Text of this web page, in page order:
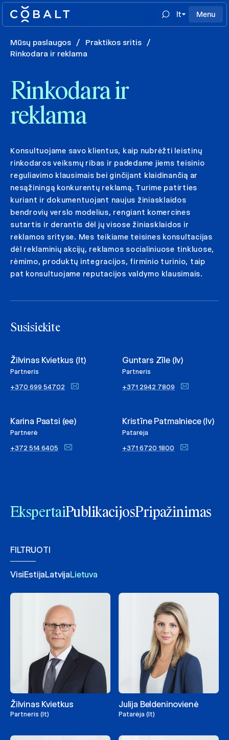
lt Menu
Mūsų paslaugos / Praktikos sritis /
Rinkodara ir reklama
Rinkodara ir
reklama
Konsultuojame savo klientus, kaip nubrėžti leistinų
rinkodaros veiksmų ribas ir padedame jiems teisinio
reguliavimo klausimais bei ginčijant klaidinančią ar
nesąžiningą konkurentų reklamą. Turime patirties
kuriant ir dokumentuojant naujus žiniasklaidos
bendrovių verslo modelius, rengiant komercines
sutartis ir derantis dėl jų visose žiniasklaidos ir
reklamos srityse. Mes teikiame teisines konsultacijas
dėl reklaminių akcijų, reklamos socialiniuose tinkluose,
rėmimo, produktų integracijos, firminio turinio, taip
pat konsultuojame reputacijos valdymo klausimais.
Susisiekite
Žilvinas Kvietkus (lt)
Partneris
+370 699 54702
Karina Paatsi (ee)
Partnerė
+372 514 6405
Guntars Zīle (lv)
Partneris
+371 2942 7809
Kristīne Patmalniece (lv)
Patarėja
+371 6720 1800
EkspertaiPublikacijosPripažinimas
FILTRUOTI
VisiEstijaLatvijaLietuva
Žilvinas Kvietkus
Partneris (lt)
Julija Beldeninovienė
Patarėja (lt)